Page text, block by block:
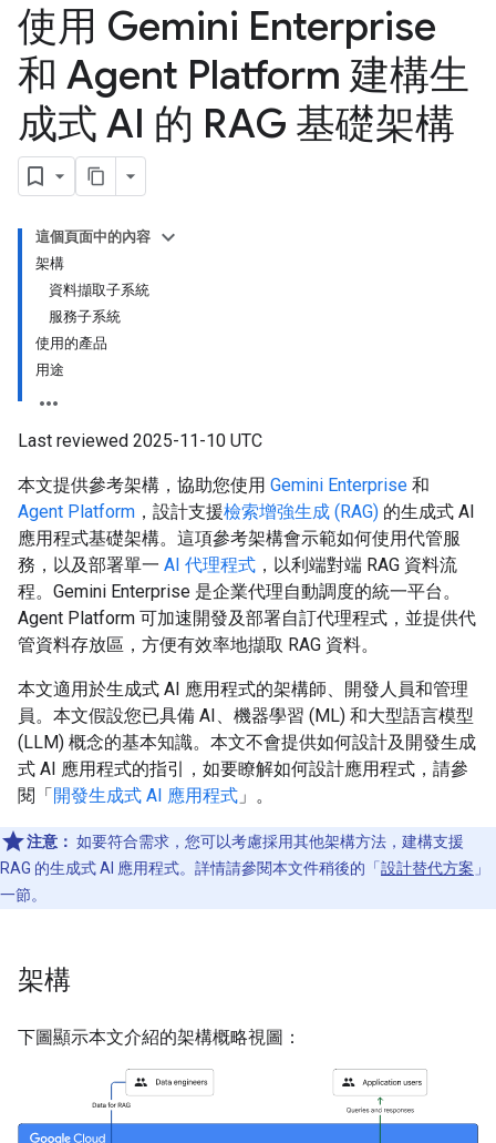
使用 Gemini Enterprise
和 Agent Platform 建構生
成式 AI 的 RAG 基礎架構
這個頁面中的內容
架構
資料擷取子系統
服務子系統
使用的產品
用途
Last reviewed 2025-11-10 UTC
本文提供參考架構，協助您使用 Gemini Enterprise 和
Agent Platform ，設計支援檢索增強生成 (RAG) 的生成式 AI
應用程式基礎架構。這項參考架構會示範如何使用代管服
務，以及部署單一 AI 代理程式 ，以利端對端 RAG 資料流
程。Gemini Enterprise 是企業代理自動調度的統一平台。
Agent Platform 可加速開發及部署自訂代理程式，並提供代
管資料存放區，方便有效率地擷取 RAG 資料。
本文適用於生成式 AI 應用程式的架構師、開發人員和管理
員。本文假設您已具備 AI、機器學習 (ML) 和大型語言模型
(LLM) 概念的基本知識。本文不會提供如何設計及開發生成
式 AI 應用程式的指引，如要瞭解如何設計應用程式，請參
閱「開發生成式 AI 應用程式 」。
注意： 如要符合需求，您可以考慮採用其他架構方法，建構支援
RAG 的生成式 AI 應用程式。詳情請參閱本文件稍後的「 設計替代方案 」
一節。
架構
下圖顯示本文介紹的架構概略視圖：